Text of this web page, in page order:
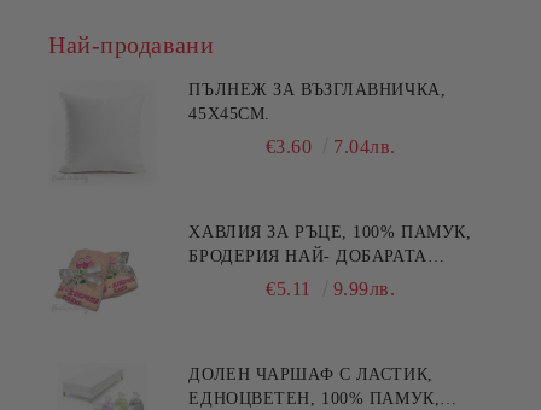
Най-продавани
ПЪЛНЕЖ ЗА ВЪЗГЛАВНИЧКА,
45X45СМ.
€3.60 7.04лв.
ХАВЛИЯ ЗА РЪЦЕ, 100% ПАМУК,
БРОДЕРИЯ НАЙ- ДОБАРАТА
МАЙКА/БАБА , РАЗМЕР:
€5.11 9.99лв.
ДОЛЕН ЧАРШАФ С ЛАСТИК,
ЕДНОЦВЕТЕН, 100% ПАМУК,